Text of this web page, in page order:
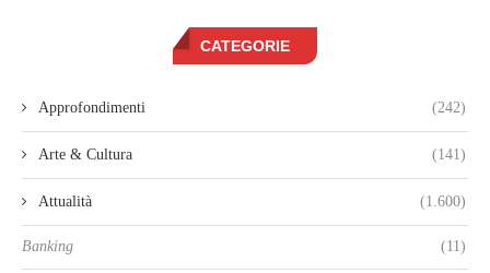
CATEGORIE
Approfondimenti (242)
Arte & Cultura (141)
Attualità (1.600)
Banking (11)